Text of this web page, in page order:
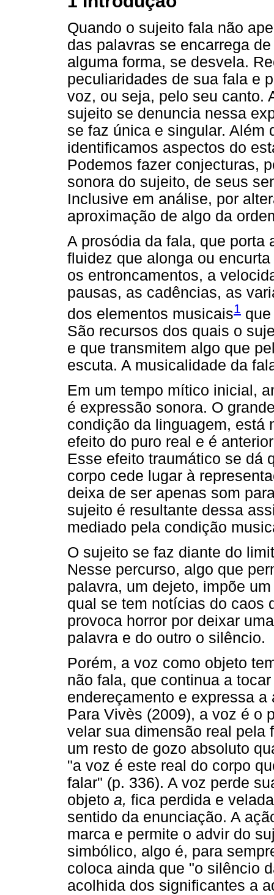
Quando o sujeito fala não
das palavras se encarrega
alguma forma, se desvela.
peculiaridades de sua fala e
voz, ou seja, pelo seu canto.
sujeito se denuncia nessa
se faz única e singular. Além
identificamos aspectos do
Podemos fazer conjecturas,
sonora do sujeito, de seus
Inclusive em análise, por
aproximação de algo da
A prosódia da fala, que porta
fluidez que alonga ou
os entroncamentos, a
pausas, as cadências, as
dos elementos musicais1
São recursos dos quais o
e que transmitem algo que
escuta. A musicalidade da
Em um tempo mítico inicial,
é expressão sonora. O
condição da linguagem, está
efeito do puro real e é
Esse efeito traumático se dá
corpo cede lugar à
deixa de ser apenas som
sujeito é resultante dessa
mediado pela condição
O sujeito se faz diante do
Nesse percurso, algo que
palavra, um dejeto, impõe
qual se tem notícias do caos
provoca horror por deixar
palavra e do outro o silêncio.
Porém, a voz como objeto
não fala, que continua a
endereçamento e expressa
Para Vivès (2009), a voz é o
velar sua dimensão real pela
um resto de gozo absoluto
"a voz é este real do corpo
falar" (p. 336). A voz perde
objeto a, fica perdida e
sentido da enunciação. A
marca e permite o advir do
simbólico, algo é, para
coloca ainda que "o silêncio
acolhida dos significantes a